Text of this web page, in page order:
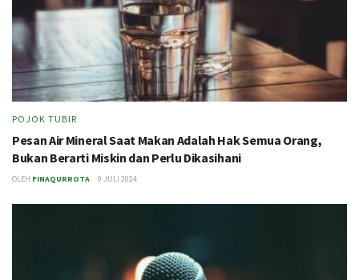
POJOK TUBIR
Pesan Air Mineral Saat Makan Adalah Hak Semua Orang,
Bukan Berarti Miskin dan Perlu Dikasihani
OLEH FINAQURROTA 9 JULI 2024